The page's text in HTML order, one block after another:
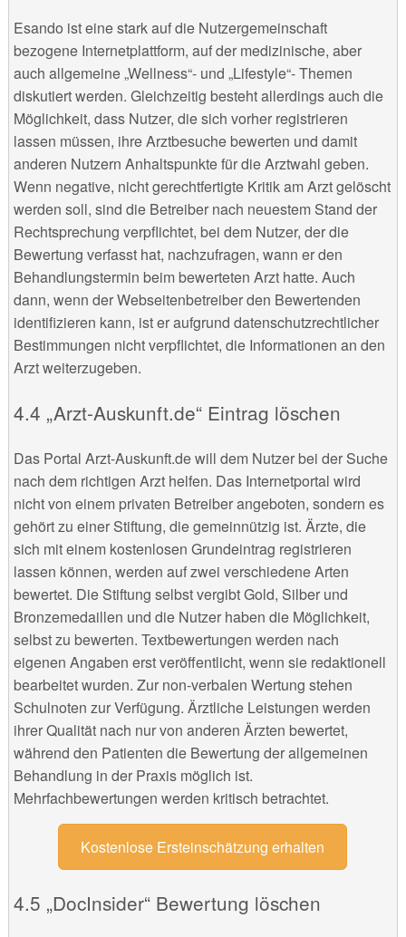
Esando ist eine stark auf die Nutzergemeinschaft
bezogene Internetplattform, auf der medizinische, aber
auch allgemeine „Wellness“- und „Lifestyle“- Themen
diskutiert werden. Gleichzeitig besteht allerdings auch die
Möglichkeit, dass Nutzer, die sich vorher registrieren
lassen müssen, ihre Arztbesuche bewerten und damit
anderen Nutzern Anhaltspunkte für die Arztwahl geben.
Wenn negative, nicht gerechtfertigte Kritik am Arzt gelöscht
werden soll, sind die Betreiber nach neuestem Stand der
Rechtsprechung verpflichtet, bei dem Nutzer, der die
Bewertung verfasst hat, nachzufragen, wann er den
Behandlungstermin beim bewerteten Arzt hatte. Auch
dann, wenn der Webseitenbetreiber den Bewertenden
identifizieren kann, ist er aufgrund datenschutzrechtlicher
Bestimmungen nicht verpflichtet, die Informationen an den
Arzt weiterzugeben.
„Arzt-Auskunft.de“ Eintrag löschen
Das Portal Arzt-Auskunft.de will dem Nutzer bei der Suche
nach dem richtigen Arzt helfen. Das Internetportal wird
nicht von einem privaten Betreiber angeboten, sondern es
gehört zu einer Stiftung, die gemeinnützig ist. Ärzte, die
sich mit einem kostenlosen Grundeintrag registrieren
lassen können, werden auf zwei verschiedene Arten
bewertet. Die Stiftung selbst vergibt Gold, Silber und
Bronzemedaillen und die Nutzer haben die Möglichkeit,
selbst zu bewerten. Textbewertungen werden nach
eigenen Angaben erst veröffentlicht, wenn sie redaktionell
bearbeitet wurden. Zur non-verbalen Wertung stehen
Schulnoten zur Verfügung. Ärztliche Leistungen werden
ihrer Qualität nach nur von anderen Ärzten bewertet,
während den Patienten die Bewertung der allgemeinen
Behandlung in der Praxis möglich ist.
Mehrfachbewertungen werden kritisch betrachtet.
Kostenlose Ersteinschätzung erhalten
„DocInsider“ Bewertung löschen